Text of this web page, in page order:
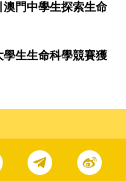
門中學生探索生命
生生命科學競賽獲